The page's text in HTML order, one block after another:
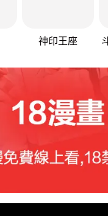
神印王座